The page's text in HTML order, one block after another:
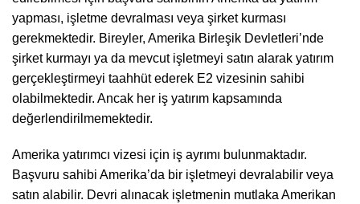
yapması, işletme devralması veya şirket kurması
gerekmektedir. Bireyler, Amerika Birleşik Devletleri’nde
şirket kurmayı ya da mevcut işletmeyi satın alarak yatırım
gerçekleştirmeyi taahhüt ederek E2 vizesinin sahibi
olabilmektedir. Ancak her iş yatırım kapsamında
değerlendirilmemektedir.
Amerika yatırımcı vizesi için iş ayrımı bulunmaktadır.
Başvuru sahibi Amerika’da bir işletmeyi devralabilir veya
satın alabilir. Devri alınacak işletmenin mutlaka Amerikan